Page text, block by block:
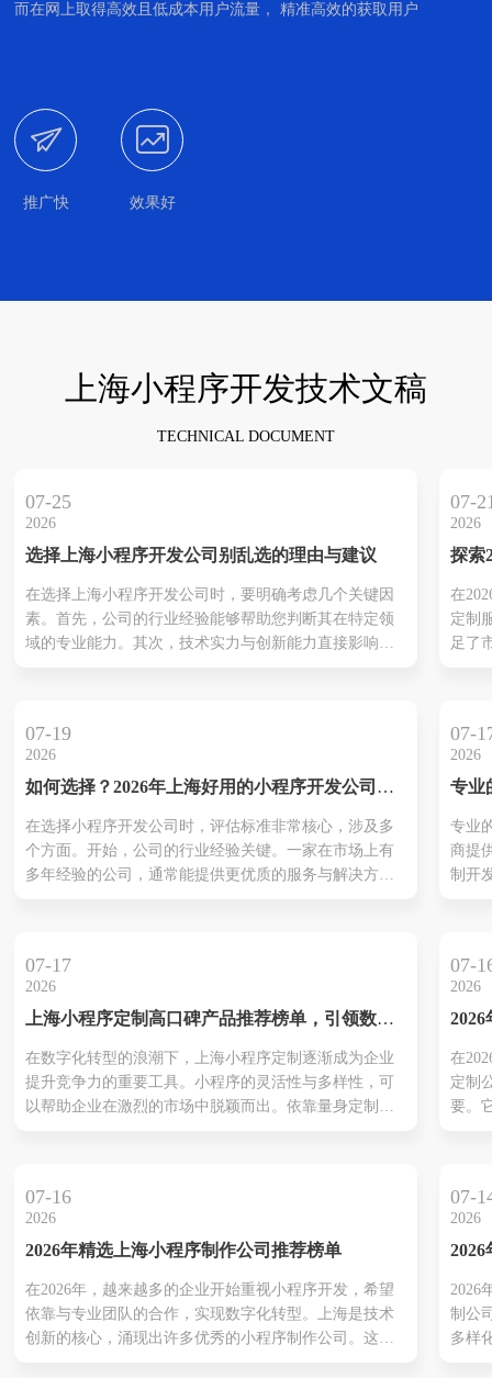
而在网上取得高效且低成本用户流量， 精准高效的获取用户

推广快

效果好
上海小程序开发技术文稿
TECHNICAL DOCUMENT
07-25
2026
选择上海小程序开发公司别乱选的理由与建议
在选择上海小程序开发公司时，要明确考虑几个关键因
素。首先，公司的行业经验能够帮助您判断其在特定领
域的专业能力。其次，技术实力与创新能力直接影响小
运营和支持，而强大的定制化能力则...
07-
2026
探索
的三
在
定制
足了
教育
用户
化的
标的
随着
小程
掘。
本...
07-19
2026
如何选择？2026年上海好用的小程序开发公司推
在选择小程序开发公司时，评估标准非常核心，涉及多
个方面。开始，公司的行业经验关键。一家在市场上有
多年经验的公司，通常能提供更优质的服务与解决方
断变化的市场需求。还有、过往案例和...
07-
2026
专业
专业
商提
制开
步的
功能
护，
用这
程，
转型
业能
场变
07-17
2026
上海小程序定制高口碑产品推荐榜单，引领数字
在数字化转型的浪潮下，上海小程序定制逐渐成为企业
提升竞争力的重要工具。小程序的灵活性与多样性，可
以帮助企业在激烈的市场中脱颖而出。依靠量身定制的
我们将为您推荐一些高口碑的小程序...
07-
2026
领数
在
定制
要。
创新
是电
行业
运营
贡献
和便
07-16
2026
2026年精选上海小程序制作公司推荐榜单
在2026年，越来越多的企业开始重视小程序开发，希望
依靠与专业团队的合作，实现数字化转型。上海是技术
创新的核心，涌现出许多优秀的小程序制作公司。这些
07-
2026
司推
2026
制公
多样